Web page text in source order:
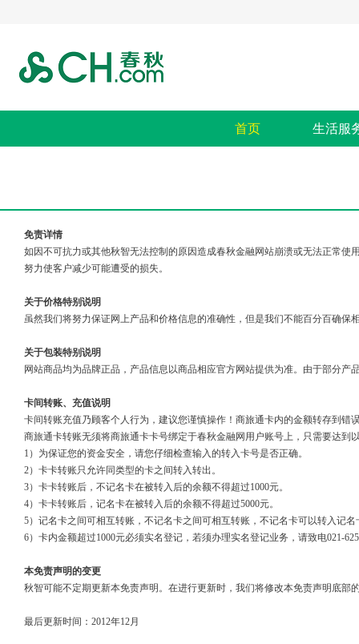
首页 生活服
免责详情
如因不可抗力或其他秋智无法控制的原因造成春秋金融网站崩溃或无法正常
努力使客户减少可能遭受的损失。
关于价格特别说明
虽然我们将努力保证网上产品和价格信息的准确性，但是我们不能百分百确
关于包装特别说明
网站商品均为品牌正品，产品信息以商品相应官方网站提供为准。由于部分
卡间转账、充值说明
卡间转账充值乃顾客个人行为，建议您谨慎操作！商旅通卡内的金额转存到
商旅通卡转账无须将商旅通卡卡号绑定于春秋金融网用户账号上，只需要达到
1）为保证您的资金安全，请您仔细检查输入的转入卡号是否正确。
2）卡卡转账只允许同类型的卡之间转入转出。
3）卡卡转账后，不记名卡在被转入后的余额不得超过1000元。
4）卡卡转账后，记名卡在被转入后的余额不得超过5000元。
5）记名卡之间可相互转账，不记名卡之间可相互转账，不记名卡可以转入记
6）卡内金额超过1000元必须实名登记，若须办理实名登记业务，请致电021-
本免责声明的变更
秋智可能不定期更新本免责声明。在进行更新时，我们将修改本免责声明底部
最后更新时间：2012年12月